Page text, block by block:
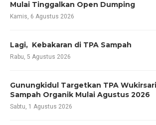
Mulai Tinggalkan Open Dumping
Kamis, 6 Agustus 2026
Lagi, Kebakaran di TPA Sampah
Rabu, 5 Agustus 2026
Gunungkidul Targetkan TPA
Sampah Organik Mulai Agustus 2026
Sabtu, 1 Agustus 2026